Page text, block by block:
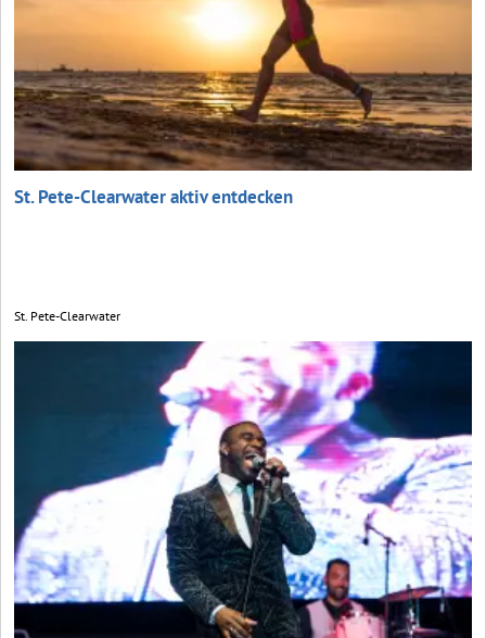
St. Pete-Clearwater aktiv entdecken
St. Pete-Clearwater